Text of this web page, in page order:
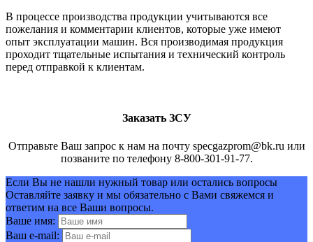
В процессе производства продукции учитываются все
пожелания и комментарии клиентов, которые уже имеют
опыт эксплуатации машин. Вся производимая продукция
проходит тщательные испытания и технический контроль
перед отправкой к клиентам.
Заказать ЗСУ
Отправьте Ваш запрос к нам на почту specgazprom@bk.ru или
позваните по телефону 8-800-301-91-77.
Если Вы не нашли нужный товар или остались вопросы
Оставляйте заявку и мы обязательно с Вами свяжемся и
ответим на все Ваши вопросы.
Ваше имя:
Ваш e-mail: